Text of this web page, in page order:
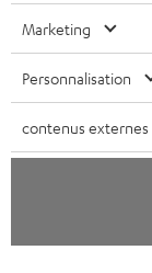
s
à
l
a
g
a
Marketing
Personnalisation
contenus externes